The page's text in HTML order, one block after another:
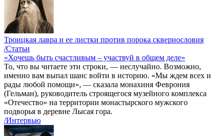
Троицкая лавра и ее листки против порока сквернословия
/Статьи
«Хочешь быть счастливым – участвуй в общем деле»
То, что вы читаете эти строки, — неслучайно. Возможно,
именно вам выпал шанс войти в историю. «Мы ждем всех и
рады любой помощи», — сказала монахиня Феврония
(Гельман), руководитель строящегося музейного комплекса
«Отечество» на территории монастырского мужского
подворья в деревне Лысая гора.
/Интервью